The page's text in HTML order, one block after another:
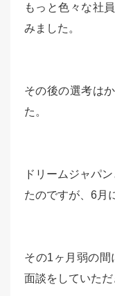
もっと色々な社
みました。
その後の選考は
た。
ドリームジャパ
たのですが、6月
その1ヶ月弱の間
面談をしていただ